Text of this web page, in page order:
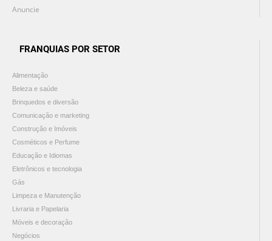
Anuncie
FRANQUIAS POR SETOR
Alimentação
Beleza e saúde
Brinquedos e diversão
Comunicação e marketing
Construção e Imóveis
Cosméticos e Perfume
Educação e Idiomas
Eletrônicos e tecnologia
Gás
Limpeza e Manutenção
Livraria e Papelaria
Móveis e decoração
Negócios